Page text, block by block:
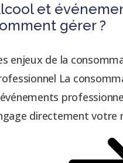
et
gérer ?
enjeux de la
La
directement votre